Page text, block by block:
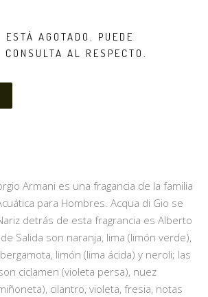
ESTÁ AGOTADO. PUEDE
AL RESPECTO.
Armani es una fragancia de la familia
para Hombres. Acqua di Gio se
detrás de esta fragrancia es Alberto
Salida son naranja, lima (limón verde),
limón (lima ácida) y neroli; las
ciclamen (violeta persa), nuez
cilantro, violeta, fresia, notas